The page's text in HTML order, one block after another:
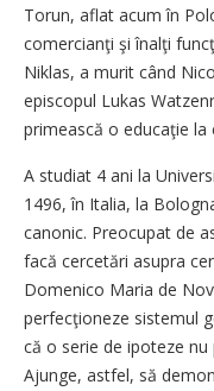
Torun, aflat acum în
comercianţi şi înalţi
Niklas, a murit când
episcopul Lukas
primească o educaţie la
A studiat 4 ani la
1496, în Italia, la
canonic. Preocupat de
facă cercetări asupra
Domenico Maria de
perfecţioneze sistemul
că o serie de ipoteze
Ajunge, astfel, să